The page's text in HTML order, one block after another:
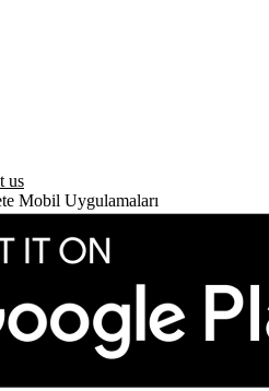
us
Mobil Uygulamaları